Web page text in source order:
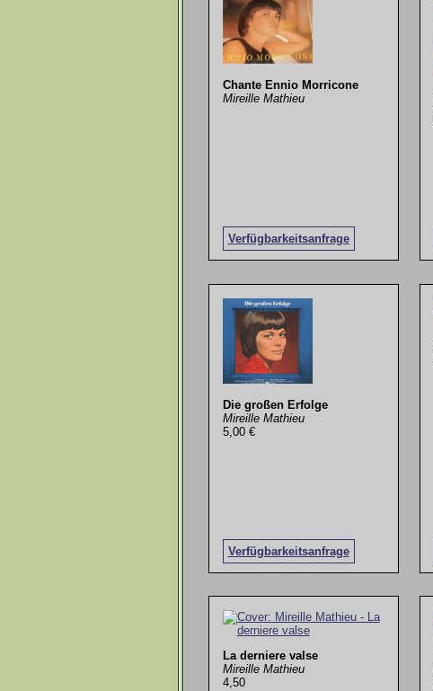
Chante Ennio Morricone
Mireille Mathieu
Verfügbarkeitsanfrage
Die großen Erfolge
Mireille Mathieu
5,00 €
Verfügbarkeitsanfrage
La derniere valse
Mireille Mathieu
4,50